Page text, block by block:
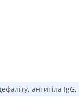
антитіла IgG,